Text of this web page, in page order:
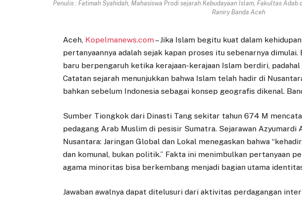
Penulis : Fatimah Syahidah, Mahasiswa Prodi sejarah Kebudayaan Islam, Fakultas
Raniry Banda Aceh
Aceh, Kopelmanews.com– Jika Islam begitu kuat dalam
pertanyaannya adalah sejak kapan proses itu sebenarnya
baru berpengaruh ketika kerajaan-kerajaan Islam berdiri,
Catatan sejarah menunjukkan bahwa Islam telah hadir di
bahkan sebelum Indonesia sebagai konsep geografis dikenal.
Sumber Tiongkok dari Dinasti Tang sekitar tahun 674 M
pedagang Arab Muslim di pesisir Sumatra. Sejarawan Azyumardi
Nusantara: Jaringan Global dan Lokal menegaskan bahwa
dan komunal, bukan politik.” Fakta ini menimbulkan pertanyaan
agama minoritas bisa berkembang menjadi bagian utama
Jawaban awalnya dapat ditelusuri dari aktivitas perdagangan